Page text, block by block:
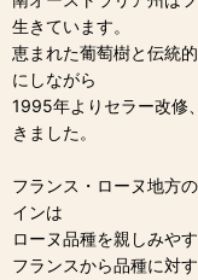
生きています。
恵まれた葡萄樹と伝統
にしながら
1995年よりセラー改修
きました。
フランス・ローヌ地方
インは
ローヌ品種を親しみや
フランスから品種に対